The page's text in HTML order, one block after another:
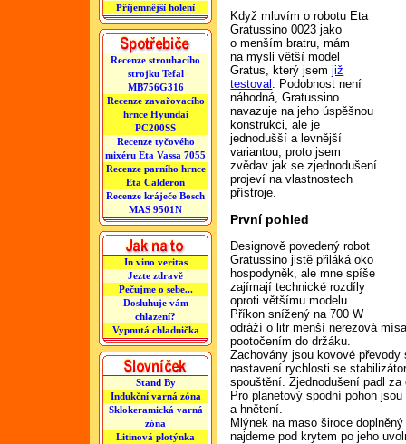
Příjemnější holení
Recenze strouhacího
strojku Tefal
MB756G316
Recenze zavařovacího
hrnce Hyundai
PC200SS
Recenze tyčového
mixéru Eta Vassa 7055
Recenze parního hrnce
Eta Calderon
Recenze kráječe Bosch
MAS 9501N
In vino veritas
Jezte zdravě
Pečujme o sebe...
Dosluhuje vám
chlazení?
Vypnutá chladnička
Stand By
Indukční varná zóna
Sklokeramická varná
zóna
Litinová plotýnka
Když mluvím o robotu Eta
Gratussino 0023 jako
o menším bratru, mám
na mysli větší model
Gratus, který jsemjiž
testoval
. Podobnost není
náhodná, Gratussino
navazuje na jeho úspěšnou
konstrukci, ale je
jednodušší a levnější
variantou, proto jsem
zvědav jak se zjednodušení
projeví na vlastnostech
přístroje.
První pohled
Designově povedený robot
Gratussino jistě přiláká oko
hospodyněk, ale mne spíše
zajímají technické rozdíly
oproti většímu modelu.
Příkon snížený na 700 W
odráží o litr menší nerezová
pootočením do držáku.
Zachovány jsou kovové
nastavení rychlosti se
spouštění. Zjednodušení padl
Pro planetový spodní pohon
a hnětení.
Mlýnek na maso široce
najdeme pod krytem po jeho